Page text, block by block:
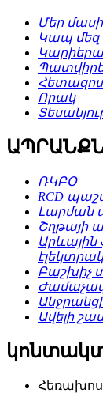
Մեր
Կապ մեզ
Կարիերա
Որակ
ՌԿԲՕ
RCD
Լարման
Շղթայի
Արևային
Բաշխիչ
Ավելի
Հեռախոս